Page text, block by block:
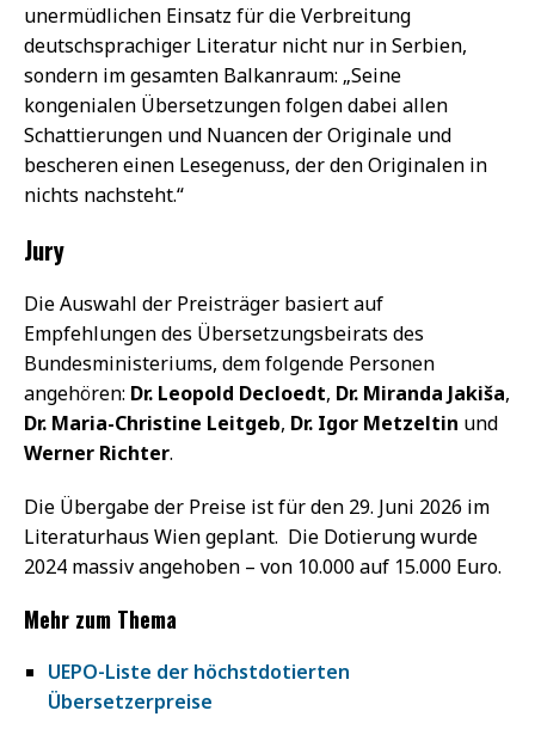
unermüdlichen Einsatz für die Verbreitung
deutschsprachiger Literatur nicht nur in Serbien,
sondern im gesamten Balkanraum: „Seine
kongenialen Übersetzungen folgen dabei allen
Schattierungen und Nuancen der Originale und
bescheren einen Lesegenuss, der den Originalen in
nichts nachsteht.“
Jury
Die Auswahl der Preisträger basiert auf
Empfehlungen des Übersetzungsbeirats des
Bundesministeriums, dem folgende Personen
angehören: Dr. Leopold Decloedt, Dr. Miranda Jakiša,
Dr. Maria-Christine Leitgeb, Dr. Igor Metzeltin und
Werner Richter.
Die Übergabe der Preise ist für den 29. Juni 2026 im
Literaturhaus Wien geplant. Die Dotierung wurde
2024 massiv angehoben – von 10.000 auf 15.000 Euro.
Mehr zum Thema
UEPO-Liste der höchstdotierten
Übersetzerpreise